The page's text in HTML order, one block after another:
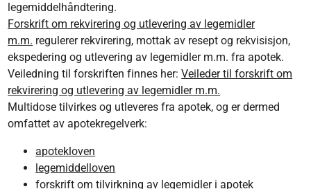
legemiddelhåndtering.
Forskrift om rekvirering og utlevering av legemidler
m.m. regulerer rekvirering, mottak av resept og rekvisisjon,
ekspedering og utlevering av legemidler m.m. fra apotek.
Veiledning til forskriften finnes her:Veileder til forskrift om
rekvirering og utlevering av legemidler m.m.
Multidose tilvirkes og utleveres fra apotek, og er dermed
omfattet av apotekregelverk:
apotekloven
legemiddelloven
forskrift om tilvirkning av legemidler i apotek